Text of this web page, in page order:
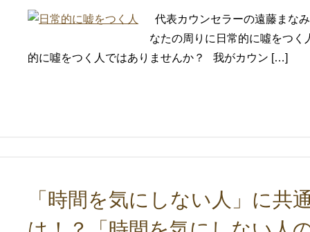
代表カウンセラーの遠藤まな
なたの周りに日常的に噓をつ
的に噓をつく人ではありませんか？ 我がカウン […]
「時間を気にしない人」に共